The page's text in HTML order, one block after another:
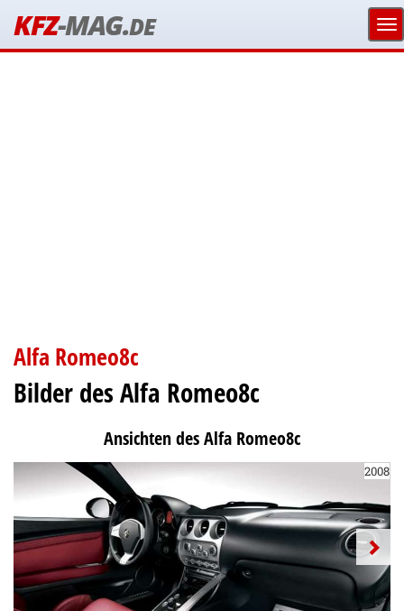
KFZ-MAG.DE
Alfa Romeo8c
Bilder des Alfa Romeo8c
Ansichten des Alfa Romeo8c
2008